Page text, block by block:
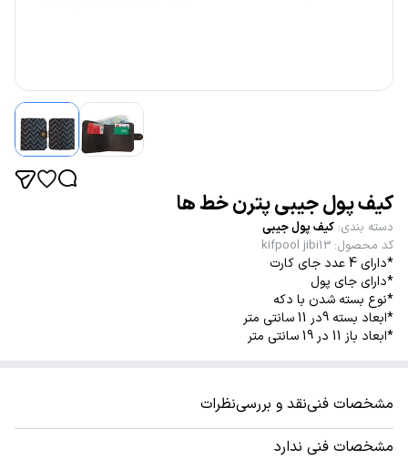
کیف پول جیبی پترن خط ها
دسته بندی: کیف پول جیبی
کد محصول:
kifpool jibi13
*دارای 4 عدد جای کارت
*دارای جای پول
*نوع بسته شدن با دکه
*ابعاد بسته 9در 11 سانتی متر
*ابعاد باز 11 در 19 سانتی متر
مشخصات فنینقد و بررسینظرات
مشخصات فنی ندارد